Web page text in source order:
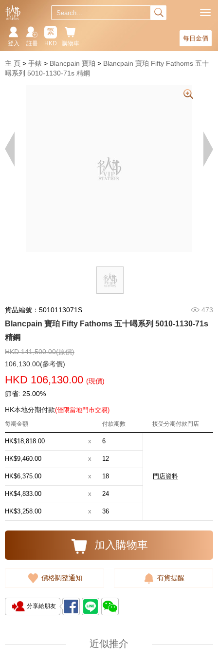
每日金價
購物車
繁
HKD
註冊
登入
主 頁 手錶 Blancpain 寶珀
Blancpain 寶珀 Fifty Fathoms 五十
噚系列 5010-1130-71s 精鋼
貨品編號：5010113071S 473
Blancpain 寶珀 Fifty Fathoms 五十噚系列 5010-1130-71s
精鋼
HKD 141,500.00(原價)
106,130.00(參考價)
HKD 106,130.00 (現價)
節省: 25.00%
HK本地分期付款(僅限當地門市交易)
每期金額 付款期數 接受分期付款門店
HK$18,818.00 x 6
門店資料
HK$9,460.00 x 12
HK$6,375.00 x 18
HK$4,833.00 x 24
HK$3,258.00 x 36
加入購物車
價格調整通知 有貨提醒
分享給朋友
近似推介